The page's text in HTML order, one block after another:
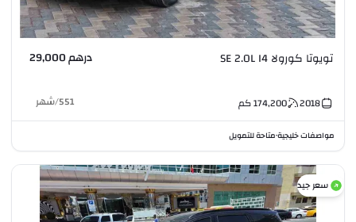
تويوتا كورولا SE 2.0L I4 درهم 29,000
2018
174,200كم 551
/شهر
مواصفات خليجية•متاحة للتمويل
سعر جيد